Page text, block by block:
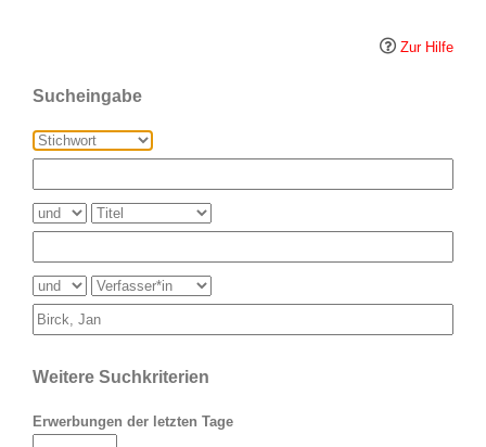
Zur Hilfe
Sucheingabe
Weitere Suchkriterien
Erwerbungen der letzten Tage